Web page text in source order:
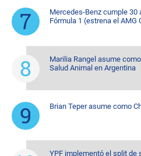
Mercedes-Benz cumple 30
Fórmula 1 (estrena el AMG
Marilia Rangel asume
Salud Animal en Argentina
Brian Teper asume como
YPF implementó el split de